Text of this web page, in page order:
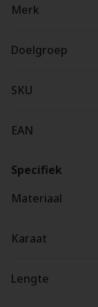
Merk
Doelgroep
SKU
EAN
Specifiek
Materiaal
Karaat
Lengte